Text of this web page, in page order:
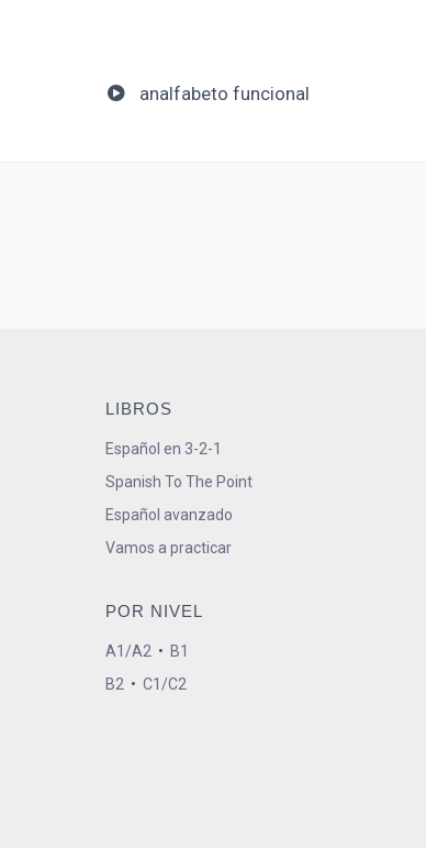
analfabeto funcional
LIBROS
Español en 3-2-1
Spanish To The Point
Español avanzado
Vamos a practicar
POR NIVEL
A1/A2 • B1
B2 • C1/C2